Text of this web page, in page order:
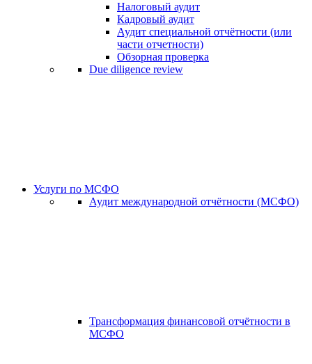
Налоговый аудит
Кадровый аудит
Аудит специальной отчётности (или
части отчетности)
Обзорная проверка
Due diligence review
Услуги по МСФО
Аудит международной отчётности (МСФО)
Трансформация финансовой отчётности в
МСФО